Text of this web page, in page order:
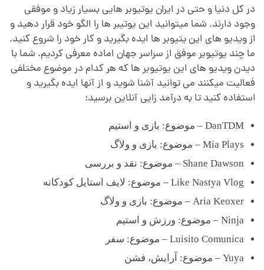
در کل دنیا و حتی در ایران یوتیوبر هایی بسیار زیاد و موفقی
وجود دارند. شما میتوانید این یوتیبر ها را الگو خود قرار دهید و
از ویدیو های این یتیوبر ها ایده بگیرید و کار خود را شروع کنید.
ما چند یوتیوبر موفق از سراسر جهان اماده معرفی کردیم. شما با
دیدن ویدیو های این یوتیوبر ها که هر کدام در موضوع مختلفی
فعالیت میکنند می توانید آشنا شوید و از آنها ایده بگیرید و
استفاده کنید تا به درآمد زایی آنلاین برسید:
DanTDM – موضوع: بازی و استیم
Mia Plays – موضوع: بازی و ولاگ
Shane Dawson – موضوع: نقد و بررسی
Like Nastya Vlog – موضوع: لایف استایل کودکانه
Aria Keoxer – موضوع: بازی و ولاگ
Ninja – موضوع: ورزش و استیم
Luisito Comunica – موضوع: سفر
Yuya – موضوع: آرایش، فشن